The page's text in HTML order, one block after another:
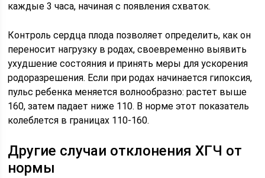
каждые 3 часа, начиная с появления схваток.
Контроль сердца плода позволяет определить, как он
переносит нагрузку в родах, своевременно выявить
ухудшение состояния и принять меры для ускорения
родоразрешения. Если при родах начинается гипоксия,
пульс ребенка меняется волнообразно: растет выше
160, затем падает ниже 110. В норме этот показатель
колеблется в границах 110-160.
Другие случаи отклонения ХГЧ от
нормы